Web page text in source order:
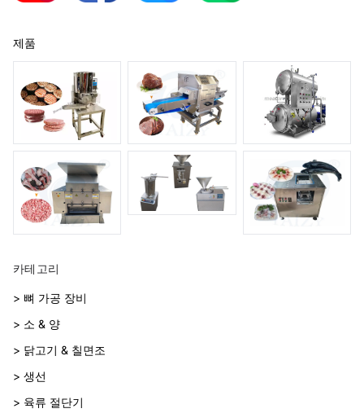
제품
카테고리
> 뼈 가공 장비
> 소 & 양
> 닭고기 & 칠면조
> 생선
> 육류 절단기